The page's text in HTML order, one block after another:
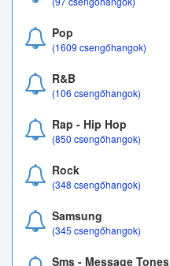
Pop
(1609 csengőhangok)
R&B
(106 csengőhangok)
Rap - Hip Hop
(850 csengőhangok)
Rock
(348 csengőhangok)
Samsung
(345 csengőhangok)
Sms - Message Tones